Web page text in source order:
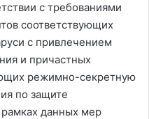
с требованиями
соответствующих
с привлечением
и причастных
режимно-секретную
по защите
рамках данных мер